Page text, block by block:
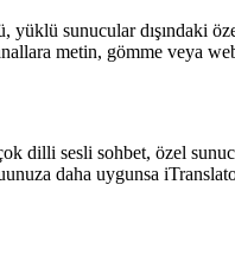
yüklü sunucular dışındaki
metin, gömme veya
dilli sesli sohbet, özel
daha uygunsa